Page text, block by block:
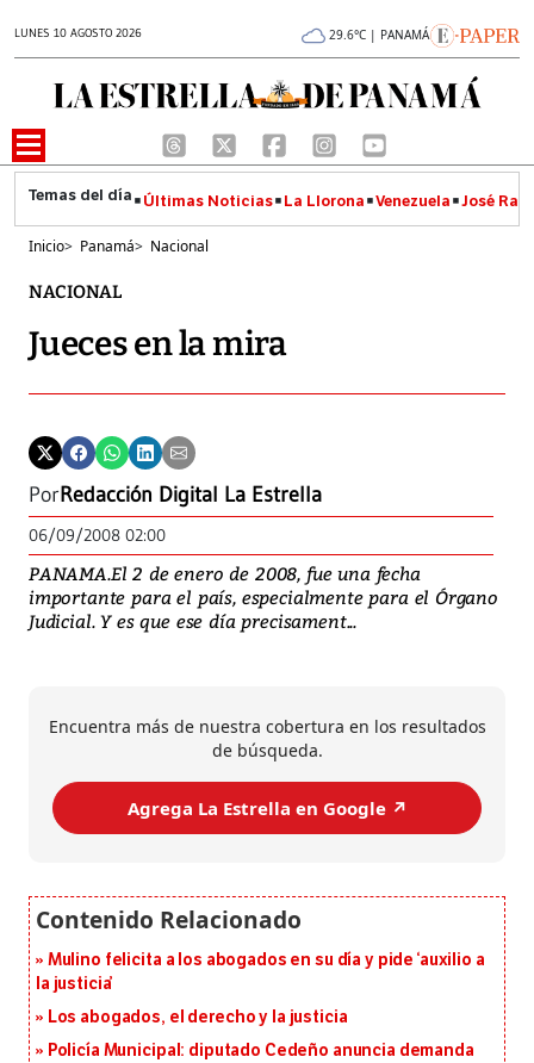
LUNES 10 AGOSTO 2026 29.6°C | PANAMÁ
Últimas Noticias La Llorona Venezuela José
Inicio> Panamá> Nacional
NACIONAL
Jueces en la mira
PorRedacción Digital La Estrella
06/09/2008 02:00
PANAMA.El 2 de enero de 2008, fue una fecha
importante para el país, especialmente para el Órgano
Judicial. Y es que ese día precisament...
Encuentra más de nuestra cobertura en los resultados
de búsqueda.
Agrega La Estrella en Google ↗️
Mulino felicita a los abogados en su día y pide ‘auxilio a
la justicia’
Los abogados, el derecho y la justicia
Policía Municipal: diputado Cedeño anuncia demanda